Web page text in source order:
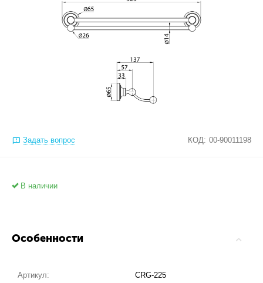
Задать вопрос КОД: 00-90011198
В наличии
Особенности
Артикул: CRG-225